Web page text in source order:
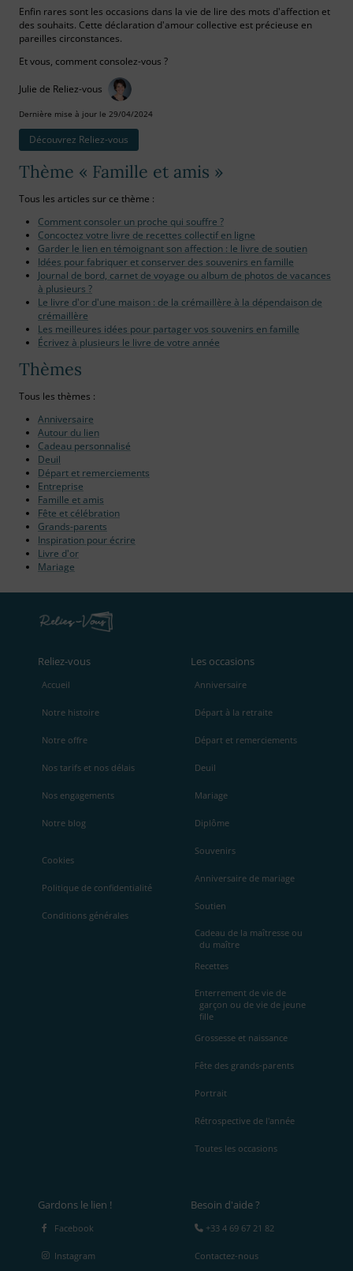
Enfin rares sont les occasions dans la vie de lire des mots d'affection et
des souhaits. Cette déclaration d'amour collective est précieuse en
pareilles circonstances.
Et vous, comment consolez-vous ?
Julie de Reliez-vous
Dernière mise à jour le 29/04/2024
Découvrez Reliez‑vous
Thème « Famille et amis »
Tous les articles sur ce thème :
Comment consoler un proche qui souffre ?
Concoctez votre livre de recettes collectif en ligne
Garder le lien en témoignant son affection : le livre de soutien
Idées pour fabriquer et conserver des souvenirs en famille
Journal de bord, carnet de voyage ou album de photos de vacances
à plusieurs ?
Le livre d'or d'une maison : de la crémaillère à la dépendaison de
crémaillère
Les meilleures idées pour partager vos souvenirs en famille
Écrivez à plusieurs le livre de votre année
Thèmes
Tous les thèmes :
Anniversaire
Autour du lien
Cadeau personnalisé
Deuil
Départ et remerciements
Entreprise
Famille et amis
Fête et célébration
Grands-parents
Inspiration pour écrire
Livre d'or
Mariage
Reliez‑vous
Accueil
Notre histoire
Notre offre
Nos tarifs et nos délais
Nos engagements
Notre blog
Cookies
Politique de confidentialité
Conditions générales
Les occasions
Anniversaire
Départ à la retraite
Départ et remerciements
Deuil
Mariage
Diplôme
Souvenirs
Anniversaire de mariage
Soutien
Cadeau de la maîtresse ou
du maître
Recettes
Enterrement de vie de
garçon ou de vie de jeune
fille
Grossesse et naissance
Fête des grands-parents
Portrait
Rétrospective de l'année
Toutes les occasions
Gardons le lien !
Facebook
Instagram
Besoin d'aide ?
+33 4 69 67 21 82
Contactez-nous